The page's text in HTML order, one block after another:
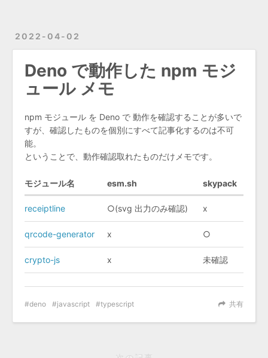
2022-04-02
Deno で動作した npm モジ
ュール メモ
npm モジュール を Deno で 動作を確認することが多いで
すが、確認したものを個別にすべて記事化するのは不可
能。
ということで、動作確認取れたものだけメモです。
モジュール名 esm.sh skypack
receiptline ○(svg 出力のみ確認) x
qrcode-generator x ○
crypto-js x 未確認
共有
deno javascript typescript